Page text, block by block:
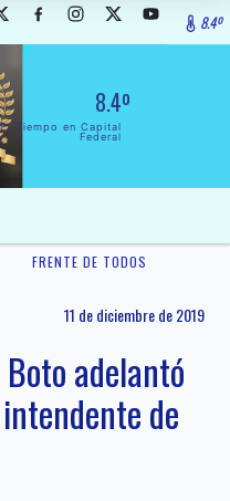
8.4º
8.4º
El Tiempo en Capital
Federal
FRENTE DE TODOS
11 de diciembre de 2019
adelantó
de